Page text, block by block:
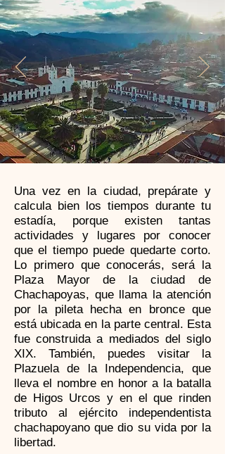
Una vez en la ciudad, prepárate y
calcula bien los tiempos durante tu
estadía, porque existen tantas
actividades y lugares por conocer
que el tiempo puede quedarte corto.
Lo primero que conocerás, será la
Plaza Mayor de la ciudad de
Chachapoyas, que llama la atención
por la pileta hecha en bronce que
está ubicada en la parte central. Esta
fue construida a mediados del siglo
XIX. También, puedes visitar la
Plazuela de la Independencia, que
lleva el nombre en honor a la batalla
de Higos Urcos y en el que rinden
tributo al ejército independentista
chachapoyano que dio su vida por la
libertad.